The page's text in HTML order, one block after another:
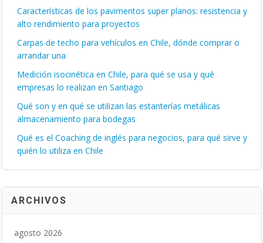
Características de los pavimentos super planos: resistencia y
alto rendimiento para proyectos
Carpas de techo para vehículos en Chile, dónde comprar o
arrandar una
Medición isocinética en Chile, para qué se usa y qué
empresas lo realizan en Santiago
Qué son y en qué se utilizan las estanterías metálicas
almacenamiento para bodegas
Qué es el Coaching de inglés para negocios, para qué sirve y
quién lo utiliza en Chile
ARCHIVOS
agosto 2026